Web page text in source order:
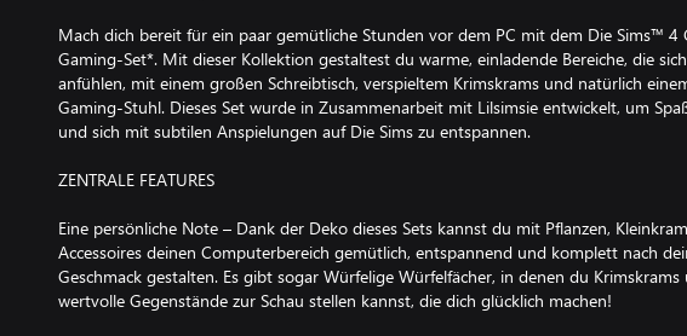
Mach dich bereit für ein paar gemütliche Stunden vor dem PC mit dem Die Sims™ 4
Gaming-Set*. Mit dieser Kollektion gestaltest du warme, einladende Bereiche, die
anfühlen, mit einem großen Schreibtisch, verspieltem Krimskrams und natürlich
Gaming-Stuhl. Dieses Set wurde in Zusammenarbeit mit Lilsimsie entwickelt, um
und sich mit subtilen Anspielungen auf Die Sims zu entspannen.
ZENTRALE FEATURES
Eine persönliche Note – Dank der Deko dieses Sets kannst du mit Pflanzen,
Accessoires deinen Computerbereich gemütlich, entspannend und komplett nach
Geschmack gestalten. Es gibt sogar Würfelige Würfelfächer, in denen du Krimskrams
wertvolle Gegenstände zur Schau stellen kannst, die dich glücklich machen!